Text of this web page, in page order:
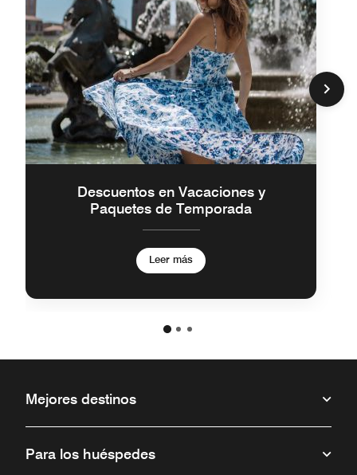
Descuentos en Vacaciones y
Paquetes de Temporada
Leer más
Mejores destinos
Para los huéspedes